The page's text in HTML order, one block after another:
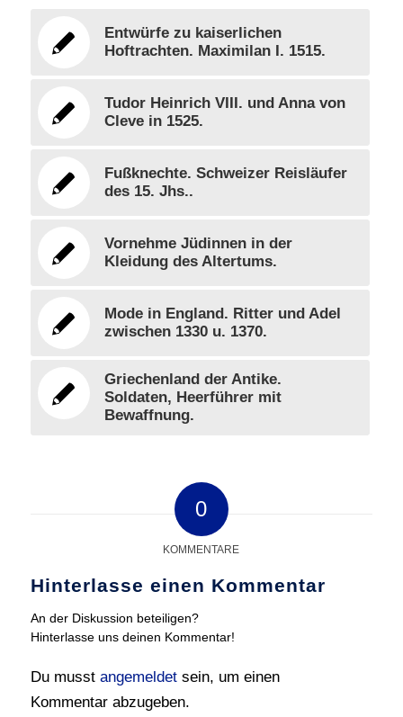
Entwürfe zu kaiserlichen
Hoftrachten. Maximilan I. 1515.
Tudor Heinrich VIII. und Anna von
Cleve in 1525.
Fußknechte. Schweizer Reisläufer
des 15. Jhs..
Vornehme Jüdinnen in der
Kleidung des Altertums.
Mode in England. Ritter und Adel
zwischen 1330 u. 1370.
Griechenland der Antike.
Soldaten, Heerführer mit
Bewaffnung.
0
KOMMENTARE
Hinterlasse einen Kommentar
An der Diskussion beteiligen?
Hinterlasse uns deinen Kommentar!
Du musst angemeldetsein, um einen
Kommentar abzugeben.